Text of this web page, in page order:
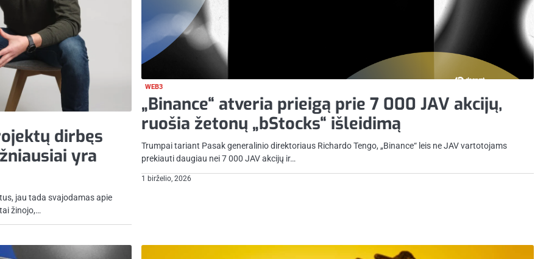
dirbęs
yra
jau tada svajodamas apie
žinojo,…
WEB3
„Binance“ atveria prieigą prie 7 000 JAV akcijų,
ruošia žetonų „bStocks“ išleidimą
Trumpai tariant Pasak generalinio direktoriaus Richardo Tengo, „Binance“ leis ne JAV vartotojams
prekiauti daugiau nei 7 000 JAV akcijų ir…
1 birželio, 2026